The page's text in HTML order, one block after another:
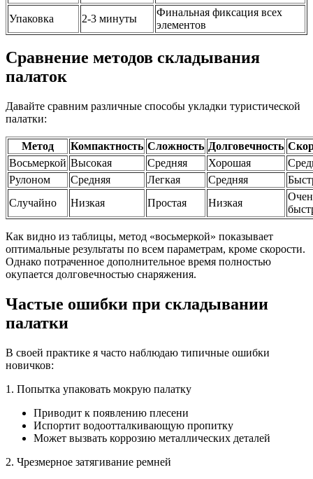
Упаковка
2-3 минуты
Финальная фиксация всех
элементов
Сравнение методов складывания
палаток
Давайте сравним различные способы укладки туристической
палатки:
Метод Компактность Сложность Долговечность
Восьмеркой Высокая Средняя Хорошая
Рулоном
Средняя Легкая Средняя
Случайно
Низкая Простая Низкая
Как видно из таблицы, метод «восьмеркой» показывает
оптимальные результаты по всем параметрам, кроме скорости.
Однако потраченное дополнительное время полностью
окупается долговечностью снаряжения.
Частые ошибки при складывании
палатки
В своей практике я часто наблюдаю типичные ошибки
новичков:
1. Попытка упаковать мокрую палатку
Приводит к появлению плесени
Испортит водоотталкивающую пропитку
Может вызвать коррозию металлических деталей
2. Чрезмерное затягивание ремней